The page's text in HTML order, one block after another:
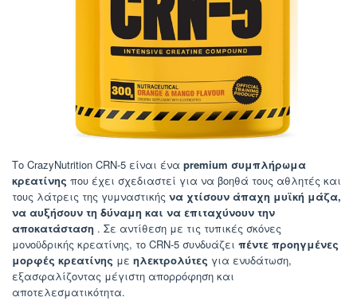
Το CrazyNutrition CRN-5 είναι ένα premium συμπλήρωμα
κρεατίνης που έχει σχεδιαστεί για να βοηθά τους αθλητές και
τους λάτρεις της γυμναστικής να χτίσουν άπαχη μυϊκή μάζα,
να αυξήσουν τη δύναμη και να επιταχύνουν την
αποκατάσταση . Σε αντίθεση με τις τυπικές σκόνες
μονοϋδρικής κρεατίνης, το CRN-5 συνδυάζει πέντε προηγμένες
μορφές κρεατίνης με ηλεκτρολύτες για ενυδάτωση,
εξασφαλίζοντας μέγιστη απορρόφηση και
αποτελεσματικότητα.